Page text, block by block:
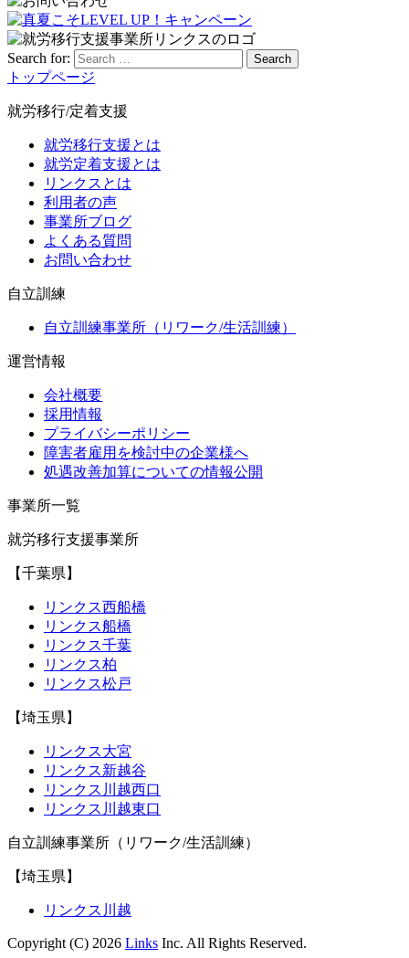
Search for: Search
トップページ
就労移行/定着支援
就労移行支援とは
就労定着支援とは
リンクスとは
利用者の声
事業所ブログ
よくある質問
お問い合わせ
自立訓練
自立訓練事業所（リワーク/生活訓練）
運営情報
会社概要
採用情報
プライバシーポリシー
障害者雇用を検討中の企業様へ
処遇改善加算についての情報公開
事業所一覧
就労移行支援事業所
【千葉県】
リンクス西船橋
リンクス船橋
リンクス千葉
リンクス柏
リンクス松戸
【埼玉県】
リンクス大宮
リンクス新越谷
リンクス川越西口
リンクス川越東口
自立訓練事業所（リワーク/生活訓練）
【埼玉県】
リンクス川越
Copyright (C) 2026 Links Inc. All Rights Reserved.